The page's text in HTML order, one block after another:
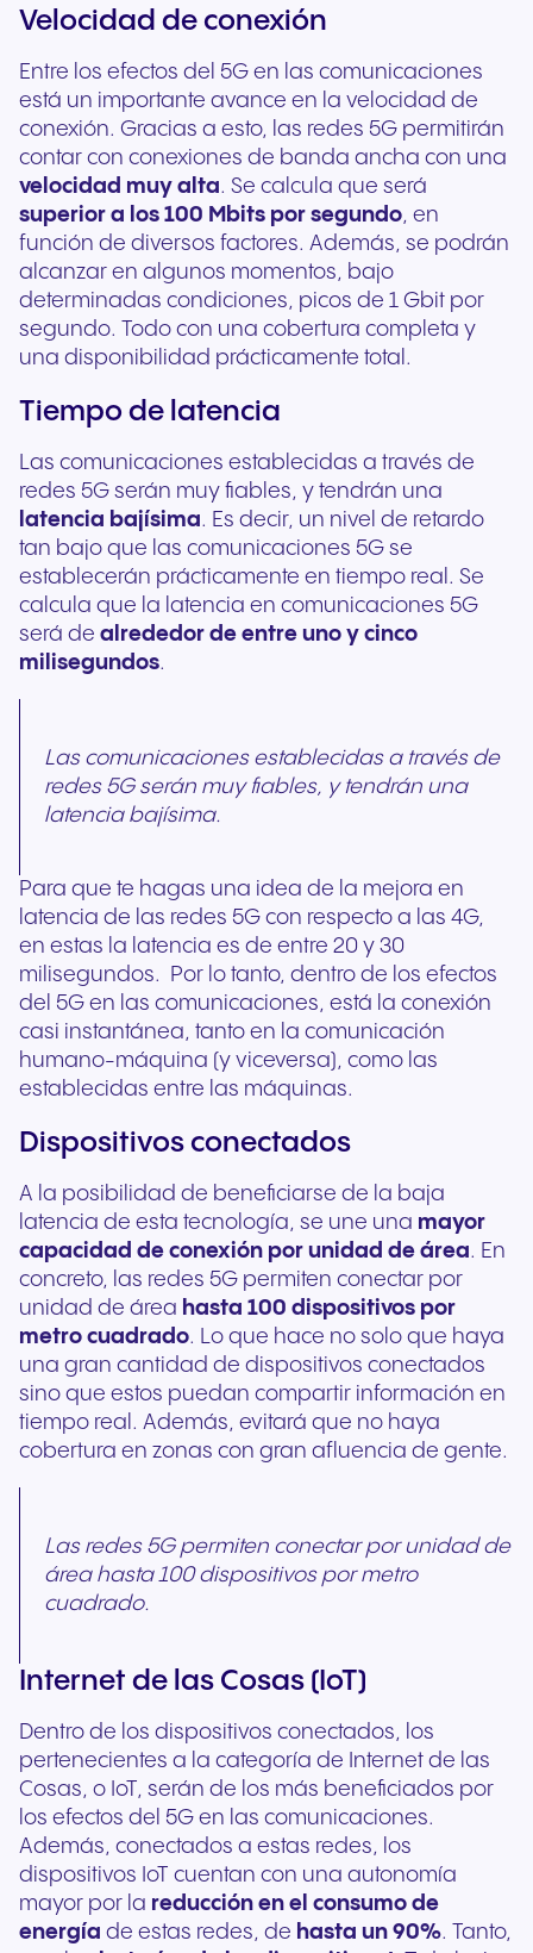
Velocidad de conexión
Entre los efectos del 5G en las comunicaciones
está un importante avance en la velocidad de
conexión. Gracias a esto, las redes 5G permitirán
contar con conexiones de banda ancha con una
velocidad muy alta. Se calcula que será
superior a los 100 Mbits por segundo, en
función de diversos factores. Además, se podrán
alcanzar en algunos momentos, bajo
determinadas condiciones, picos de 1 Gbit por
segundo. Todo con una cobertura completa y
una disponibilidad prácticamente total.
Tiempo de latencia
Las comunicaciones establecidas a través de
redes 5G serán muy fiables, y tendrán una
latencia bajísima. Es decir, un nivel de retardo
tan bajo que las comunicaciones 5G se
establecerán prácticamente en tiempo real. Se
calcula que la latencia en comunicaciones 5G
será de alrededor de entre uno y cinco
milisegundos.
Las comunicaciones establecidas a través de
redes 5G serán muy fiables, y tendrán una
latencia bajísima.
Para que te hagas una idea de la mejora en
latencia de las redes 5G con respecto a las 4G,
en estas la latencia es de entre 20 y 30
milisegundos. Por lo tanto, dentro de los efectos
del 5G en las comunicaciones, está la conexión
casi instantánea, tanto en la comunicación
humano-máquina (y viceversa), como las
establecidas entre las máquinas.
Dispositivos conectados
A la posibilidad de beneficiarse de la baja
latencia de esta tecnología, se une una mayor
capacidad de conexión por unidad de área. En
concreto, las redes 5G permiten conectar por
unidad de área hasta 100 dispositivos por
metro cuadrado. Lo que hace no solo que haya
una gran cantidad de dispositivos conectados
sino que estos puedan compartir información en
tiempo real. Además, evitará que no haya
cobertura en zonas con gran afluencia de gente.
Las redes 5G permiten conectar por unidad de
área hasta 100 dispositivos por metro
cuadrado.
Internet de las Cosas (IoT)
Dentro de los dispositivos conectados, los
pertenecientes a la categoría de Internet de las
Cosas, o IoT, serán de los más beneficiados por
los efectos del 5G en las comunicaciones.
Además, conectados a estas redes, los
dispositivos IoT cuentan con una autonomía
mayor por la reducción en el consumo de
energía de estas redes, de hasta un 90%. Tanto,